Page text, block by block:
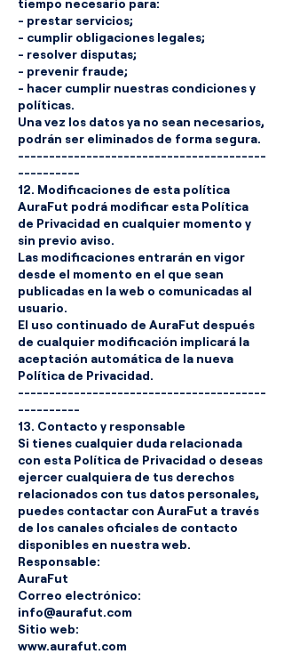
tiempo necesario para:
- prestar servicios;
- cumplir obligaciones legales;
- resolver disputas;
- prevenir fraude;
- hacer cumplir nuestras condiciones y
políticas.
Una vez los datos ya no sean necesarios,
podrán ser eliminados de forma segura.
----------------------------------------
----------
12. Modificaciones de esta política
AuraFut podrá modificar esta Política
de Privacidad en cualquier momento y
sin previo aviso.
Las modificaciones entrarán en vigor
desde el momento en el que sean
publicadas en la web o comunicadas al
usuario.
El uso continuado de AuraFut después
de cualquier modificación implicará la
aceptación automática de la nueva
Política de Privacidad.
----------------------------------------
----------
13. Contacto y responsable
Si tienes cualquier duda relacionada
con esta Política de Privacidad o deseas
ejercer cualquiera de tus derechos
relacionados con tus datos personales,
puedes contactar con AuraFut a través
de los canales oficiales de contacto
disponibles en nuestra web.
Responsable:
AuraFut
Correo electrónico:
info@aurafut.com
Sitio web:
www.aurafut.com